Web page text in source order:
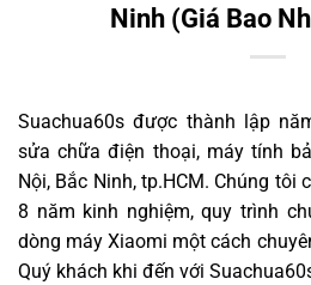
Ninh (Giá Bao
Suachua60s được thành lập
sửa chữa điện thoại, máy tính
Nội, Bắc Ninh, tp.HCM. Chúng tôi
8 năm kinh nghiệm, quy trình
dòng máy Xiaomi một cách
Quý khách khi đến với